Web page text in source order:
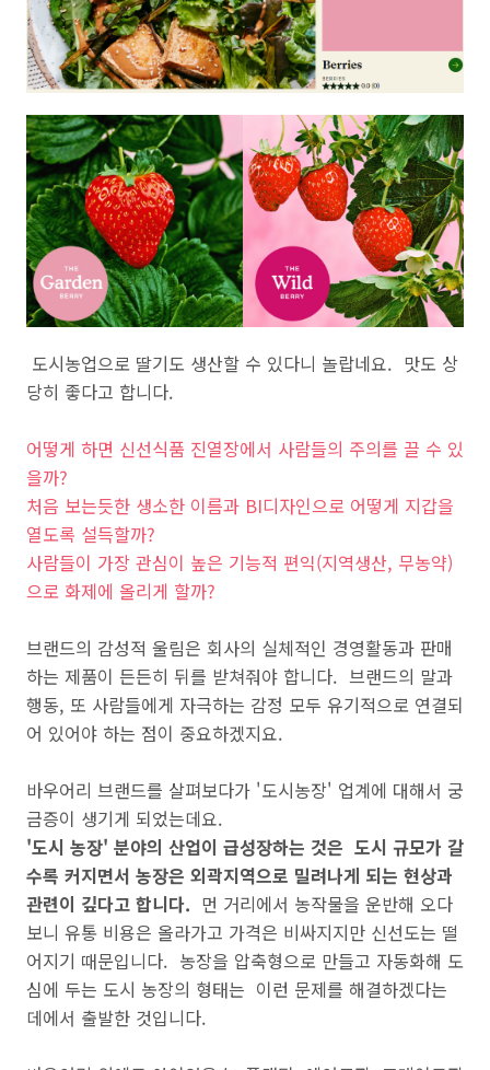
도시농업으로 딸기도 생산할 수 있다니 놀랍네요. 맛도 상
당히 좋다고 합니다.
어떻게 하면 신선식품 진열장에서 사람들의 주의를 끌 수 있
을까?
처음 보는듯한 생소한 이름과 BI디자인으로 어떻게 지갑을
열도록 설득할까?
사람들이 가장 관심이 높은 기능적 편익(지역생산, 무농약)
으로 화제에 올리게 할까?
브랜드의 감성적 울림은 회사의 실체적인 경영활동과 판매
하는 제품이 든든히 뒤를 받쳐줘야 합니다. 브랜드의 말과
행동, 또 사람들에게 자극하는 감정 모두 유기적으로 연결되
어 있어야 하는 점이 중요하겠지요.
바우어리 브랜드를 살펴보다가 '도시농장' 업계에 대해서 궁
금증이 생기게 되었는데요.
'도시 농장' 분야의 산업이 급성장하는 것은 도시 규모가 갈
수록 커지면서 농장은 외곽지역으로 밀려나게 되는 현상과
관련이 깊다고 합니다. 먼 거리에서 농작물을 운반해 오다
보니 유통 비용은 올라가고 가격은 비싸지지만 신선도는 떨
어지기 때문입니다. 농장을 압축형으로 만들고 자동화해 도
심에 두는 도시 농장의 형태는 이런 문제를 해결하겠다는
데에서 출발한 것입니다.